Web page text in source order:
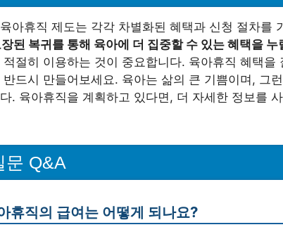
아휴직 제도는 각각 차별화된 혜택과 신청 절차를
된 복귀를 통해 육아에 더 집중할 수 있는 혜택을 누
절히 이용하는 것이 중요합니다. 육아휴직 혜택을
드시 만들어보세요. 육아는 삶의 큰 기쁨이며, 그
. 육아휴직을 계획하고 있다면, 더 자세한 정보를
문 Q&A
휴직의 급여는 어떻게 되나요?